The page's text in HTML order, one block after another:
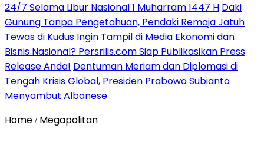
24/7 Selama Libur Nasional 1 Muharram 1447 H Daki
Gunung Tanpa Pengetahuan, Pendaki Remaja Jatuh
Tewas di Kudus Ingin Tampil di Media Ekonomi dan
Bisnis Nasional? Persrilis.com Siap Publikasikan Press
Release Anda! Dentuman Meriam dan Diplomasi di
Tengah Krisis Global, Presiden Prabowo Subianto
Menyambut Albanese
Home / Megapolitan